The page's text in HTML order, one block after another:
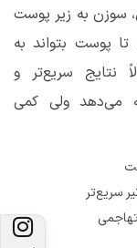
سوزن به زیر پوست
پوست بتواند به
نتایج سریع‌تر و
می‌دهد ولی کمی
سریع‌تر